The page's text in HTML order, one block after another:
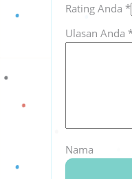
Rating Anda *
Ulasan Anda
Nama